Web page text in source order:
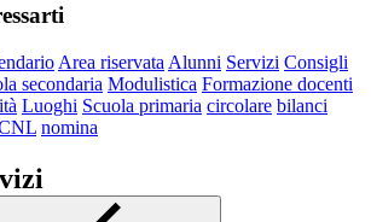
Area riservata Alunni Servizi Consigli
secondaria Modulistica Formazione docenti
Luoghi Scuola primaria circolare bilanci
nomina